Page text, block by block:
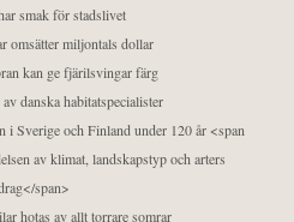
smak för stadslivet
omsätter miljontals dollar
kan ge fjärilsvingar färg
danska habitatspecialister
Sverige och Finland under 120 år <span
av klimat, landskapstyp och arters
span>
hotas av allt torrare somrar